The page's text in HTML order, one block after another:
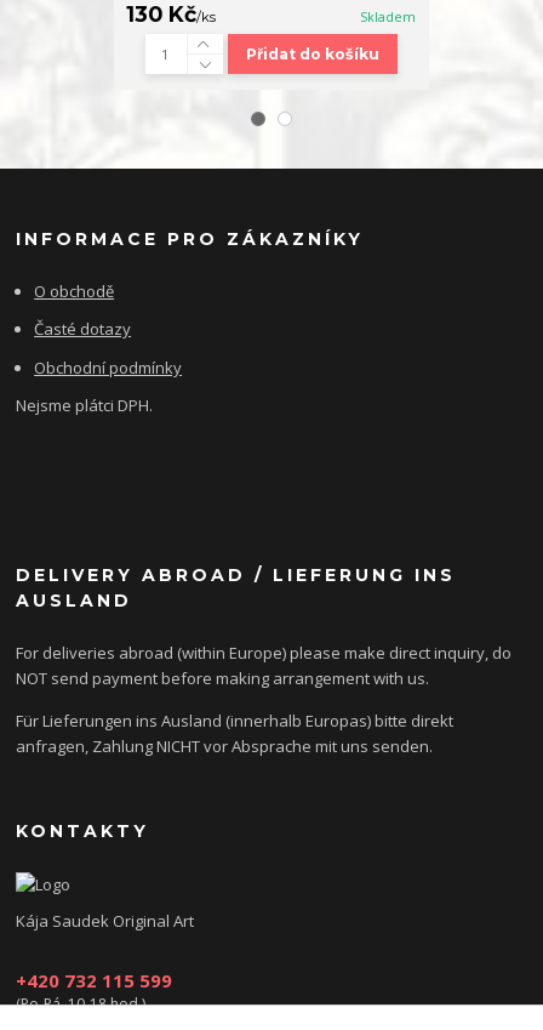
130 Kč/ks Skladem
Přidat do košíku
INFORMACE PRO ZÁKAZNÍKY
O obchodě
Časté dotazy
Obchodní podmínky
Nejsme plátci DPH.
DELIVERY ABROAD / LIEFERUNG INS
AUSLAND
For deliveries abroad (within Europe) please make direct inquiry, do
NOT send payment before making arrangement with us.
Für Lieferungen ins Ausland (innerhalb Europas) bitte direkt
anfragen, Zahlung NICHT vor Absprache mit uns senden.
KONTAKTY
Kája Saudek Original Art
+420 732 115 599
(Po-Pá, 10-18 hod.)